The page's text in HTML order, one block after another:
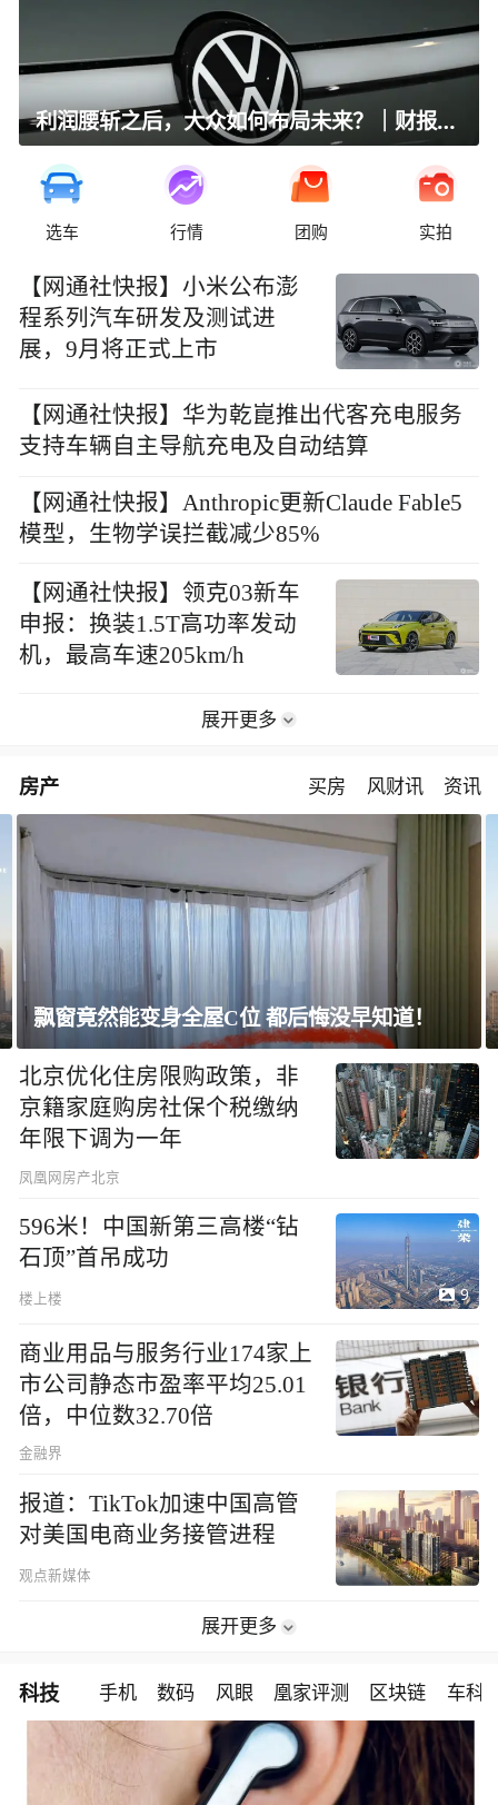
利润腰斩之后，大众如何布局未来？｜财报全视角
选车 行情 团购 实拍
【网通社快报】小米公布澎
程系列汽车研发及测试进
展，9月将正式上市
【网通社快报】华为乾崑推出代客充电服务
支持车辆自主导航充电及自动结算
【网通社快报】Anthropic更新Claude Fable5
模型，生物学误拦截减少85%
【网通社快报】领克03新车
申报：换装1.5T高功率发动
机，最高车速205km/h
展开更多
房产 买房 风财讯 资讯
飘窗竟然能变身全屋C位 都后悔没早知道！
北京优化住房限购政策，非
京籍家庭购房社保个税缴纳
年限下调为一年
凤凰网房产北京
596米！中国新第三高楼“钻
石顶”首吊成功
楼上楼 9
商业用品与服务行业174家上
市公司静态市盈率平均25.01
倍，中位数32.70倍
金融界
报道：TikTok加速中国高管
对美国电商业务接管进程
观点新媒体
展开更多
科技 手机 数码 风眼 凰家评测 区块链 车科